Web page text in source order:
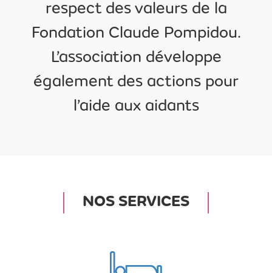
respect des valeurs de la
Fondation Claude Pompidou.
L’association développe
également des actions pour
l’aide aux aidants
NOS SERVICES